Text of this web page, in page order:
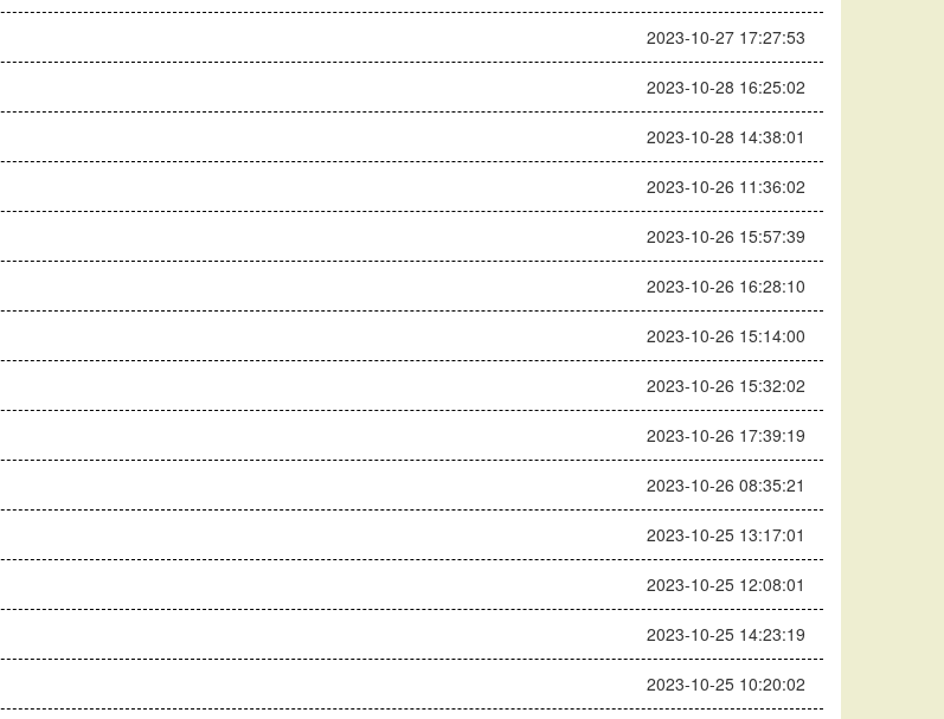
2023-10-27 17:27:53
2023-10-28 16:25:02
2023-10-28 14:38:01
2023-10-26 11:36:02
2023-10-26 15:57:39
2023-10-26 16:28:10
2023-10-26 15:14:00
2023-10-26 15:32:02
2023-10-26 17:39:19
2023-10-26 08:35:21
2023-10-25 13:17:01
2023-10-25 12:08:01
2023-10-25 14:23:19
2023-10-25 10:20:02